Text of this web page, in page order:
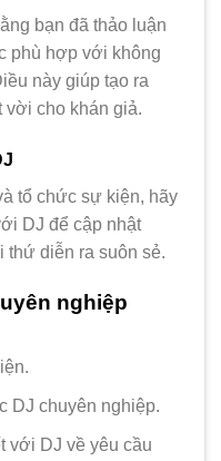
bạn đã thảo luận
phù hợp với không
này giúp tạo ra
vời cho khán giả.
tổ chức sự kiện, hãy
DJ để cập nhật
thứ diễn ra suôn sẻ.
nghiệp
DJ chuyên nghiệp.
với DJ về yêu cầu